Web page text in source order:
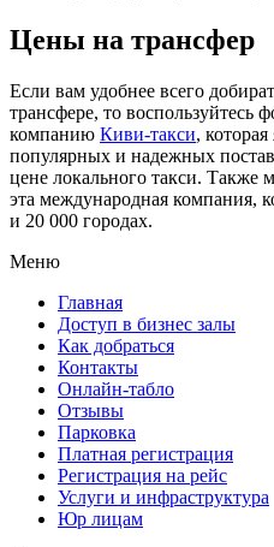
Цены на трансфер
Если вам удобнее всего
трансфере, то
компанию Киви-такси,
популярных и надежных
цене локального такси. Также
эта международная компания,
и 20 000 городах.
Меню
Главная
Доступ в бизнес залы
Как добраться
Контакты
Онлайн-табло
Отзывы
Парковка
Платная регистрация
Регистрация на рейс
Услуги и инфраструктура
Юр лицам